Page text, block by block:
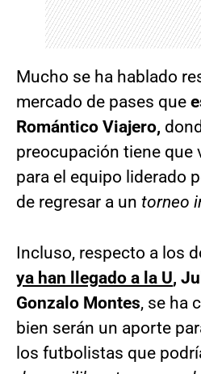
Mucho se ha hablado
mercado de pases que
Romántico Viajero,
preocupación tiene que
para el equipo liderado
de regresar a un torneo
Incluso, respecto a los
ya han llegado a la U,
Gonzalo Montes, se ha
bien serán un aporte
los futbolistas que